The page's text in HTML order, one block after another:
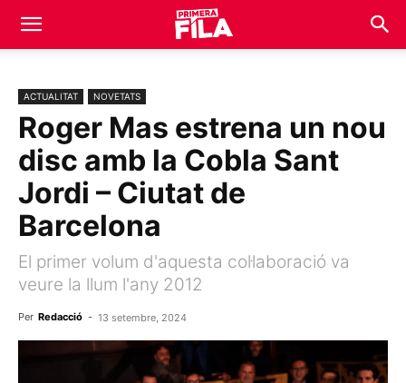
ACTUALITAT NOVETATS
Roger Mas estrena un nou
disc amb la Cobla Sant
Jordi – Ciutat de
Barcelona
El primer volum d'aquesta col·laboració va
veure la llum l'any 2012
Per Redacció - 13 setembre, 2024